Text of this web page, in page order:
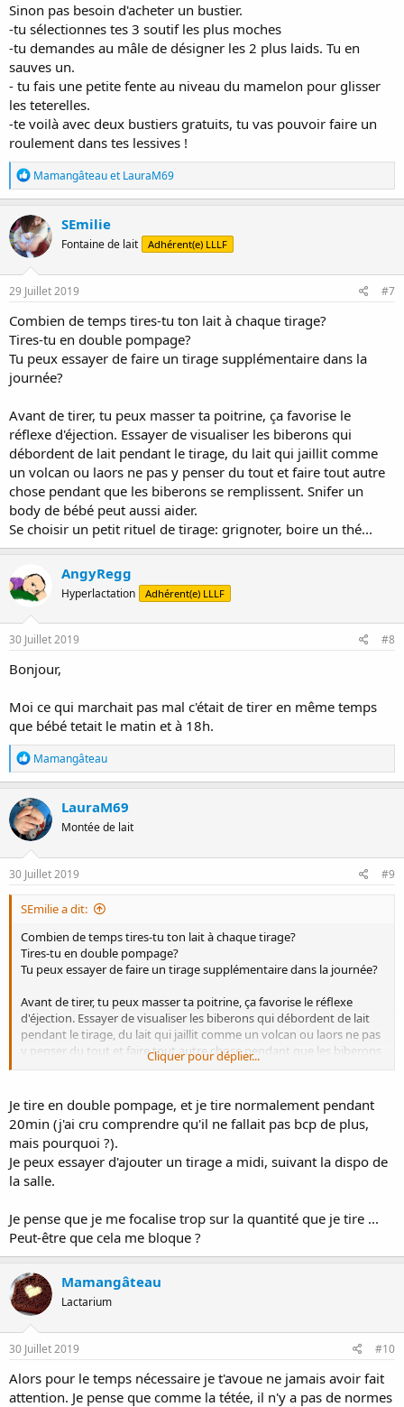
Ce midi j’ai ajouté un pompage, et change la taille des téterelles. Je
vais voir demain si c’est mieux. Je peux ajouter ce 3eme pompage je
pense.
Je vais faire ce que tu me conseil, des petits tirages par ci par là pour
du stock pour la semaine et bien stimuler. Avec tout ça j'espère ne
pas avoir à toucher à mon stock ... quoique bébé a mangé 220 mL
chez nounou aujourd’hui, c’est la première fois qu’il a pris autant elle
était surprise
Concernant la diversification on l’envisage autour des 5 mois, bébé
est hyper intéressé par tout ce que je mange/met à la bouche. Si je
mange pendant une tétée il va s’arrêter pour le regarder et limite
baver d’envie, du coups, tétée foutue ^^.
Merci pour tout tes conseils Sekhmet !
Sinon pas besoin d'acheter un bustier.
-tu sélectionnes tes 3 soutif les plus moches
-tu demandes au mâle de désigner les 2 plus laids. Tu en
sauves un.
- tu fais une petite fente au niveau du mamelon pour glisser
les teterelles.
-te voilà avec deux bustiers gratuits, tu vas pouvoir faire un
roulement dans tes lessives !
R
é
a
c
t
i
o
n
s
Mamangâteauet LauraM69
SEmilie
Fontaine de lait Adhérent(e) LLLF
29 Juillet 2019 #7
Combien de temps tires-tu ton lait à chaque tirage?
Tires-tu en double pompage?
Tu peux essayer de faire un tirage supplémentaire dans la
journée?
Avant de tirer, tu peux masser ta poitrine, ça favorise le
réflexe d'éjection. Essayer de visualiser les biberons qui
débordent de lait pendant le tirage, du lait qui jaillit comme
un volcan ou laors ne pas y penser du tout et faire tout autre
chose pendant que les biberons se remplissent. Snifer un
body de bébé peut aussi aider.
Se choisir un petit rituel de tirage: grignoter, boire un thé...
AngyRegg
Hyperlactation Adhérent(e) LLLF
30 Juillet 2019 #8
Bonjour,
Moi ce qui marchait pas mal c'était de tirer en même temps
que bébé tetait le matin et à 18h.
R
é
a
c
t
i
o
n
s
Mamangâteau
LauraM69
Montée de lait
30 Juillet 2019 #9
SEmilie a dit:
Combien de temps tires-tu ton lait à chaque tirage?
Tires-tu en double pompage?
Tu peux essayer de faire un tirage supplémentaire dans la journée?
Avant de tirer, tu peux masser ta poitrine, ça favorise le réflexe
d'éjection. Essayer de visualiser les biberons qui débordent de lait
pendant le tirage, du lait qui jaillit comme un volcan ou laors ne pas
y penser du tout et faire tout autre chose pendant que les biberons
se remplissent. Snifer un body de bébé peut aussi aider.
Cliquer pour déplier...
Je tire en double pompage, et je tire normalement pendant
20min (j'ai cru comprendre qu'il ne fallait pas bcp de plus,
mais pourquoi ?).
Je peux essayer d'ajouter un tirage a midi, suivant la dispo de
la salle.
Je pense que je me focalise trop sur la quantité que je tire ...
Peut-être que cela me bloque ?
Mamangâteau
Lactarium
30 Juillet 2019 #10
Alors pour le temps nécessaire je t'avoue ne jamais avoir fait
attention. Je pense que comme la tétée, il n'y a pas de normes